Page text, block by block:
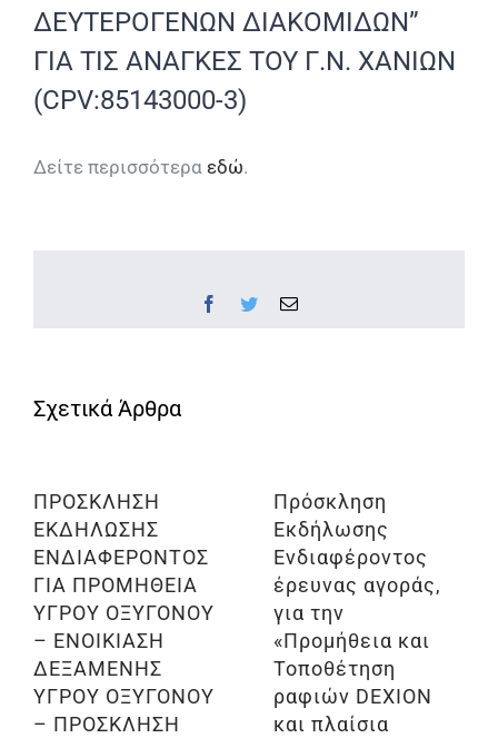
ΔΕΥΤΕΡΟΓΕΝΩΝ ΔΙΑΚΟΜΙΔΩΝ”
ΓΙΑ ΤΙΣ ΑΝΑΓΚΕΣ ΤΟΥ Γ.Ν. ΧΑΝΙΩΝ
(CPV:85143000-3)
Δείτε περισσότερα εδώ.
Facebook
TwitterEmail
ΠΡΟΣΚΛΗΣΗ
ΕΚΔΗΛΩΣΗΣ
ΕΝΔΙΑΦΕΡΟΝΤΟΣ
ΓΙΑ ΠΡΟΜΗΘΕΙΑ
ΥΓΡΟΥ ΟΞΥΓΟΝΟΥ
– ΕΝΟΙΚΙΑΣΗ
ΔΕΞΑΜΕΝΗΣ
ΥΓΡΟΥ ΟΞΥΓΟΝΟΥ
– ΠΡΟΣΚΛΗΣΗ
Πρόσκληση
Εκδήλωσης
Ενδιαφέροντος
έρευνας αγοράς,
για την
«Προμήθεια και
Τοποθέτηση
ραφιών DEXION
και πλαίσια